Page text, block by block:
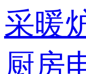
采暖
厨房